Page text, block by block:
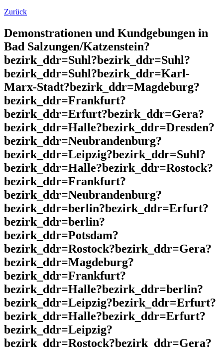
Zurück
Demonstrationen und Kundgebungen in
Bad Salzungen/Katzenstein?
bezirk_ddr=Suhl?bezirk_ddr=Suhl?
bezirk_ddr=Suhl?bezirk_ddr=Karl-
Marx-Stadt?bezirk_ddr=Magdeburg?
bezirk_ddr=Frankfurt?
bezirk_ddr=Erfurt?bezirk_ddr=Gera?
bezirk_ddr=Halle?bezirk_ddr=Dresden?
bezirk_ddr=Neubrandenburg?
bezirk_ddr=Leipzig?bezirk_ddr=Suhl?
bezirk_ddr=Halle?bezirk_ddr=Rostock?
bezirk_ddr=Frankfurt?
bezirk_ddr=Neubrandenburg?
bezirk_ddr=berlin?bezirk_ddr=Erfurt?
bezirk_ddr=berlin?
bezirk_ddr=Potsdam?
bezirk_ddr=Rostock?bezirk_ddr=Gera?
bezirk_ddr=Magdeburg?
bezirk_ddr=Frankfurt?
bezirk_ddr=Halle?bezirk_ddr=berlin?
bezirk_ddr=Leipzig?bezirk_ddr=Erfurt?
bezirk_ddr=Halle?bezirk_ddr=Erfurt?
bezirk_ddr=Leipzig?
bezirk_ddr=Rostock?bezirk_ddr=Gera?